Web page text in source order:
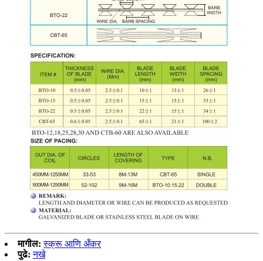
मागील: स्क्रू आणि अँकर
पुढे: नखे